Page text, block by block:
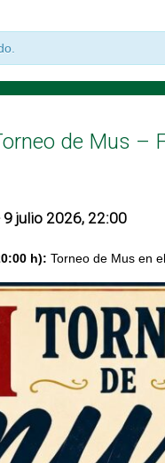
de Mus –
9 julio 2026, 22:00
h): Torneo de Mus en